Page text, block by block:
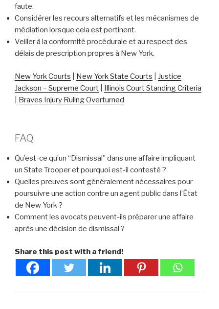
faute.
Considérer les recours alternatifs et les mécanismes de
médiation lorsque cela est pertinent.
Veiller à la conformité procédurale et au respect des
délais de prescription propres à New York.
New York Courts New York State Courts
Justice
Jackson – Supreme Court
Illinois Court Standing Criteria
Braves Injury Ruling Overturned
FAQ
Qu’est-ce qu’un “Dismissal” dans une affaire impliquant
un State Trooper et pourquoi est-il contesté ?
Quelles preuves sont généralement nécessaires pour
poursuivre une action contre un agent public dans l’État
de New York ?
Comment les avocats peuvent-ils préparer une affaire
après une décision de dismissal ?
Share this post with a friend!